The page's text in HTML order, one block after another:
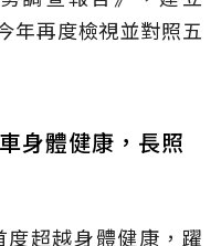
年再度檢視並對照五
身體健康，長照
超越身體健康，躍